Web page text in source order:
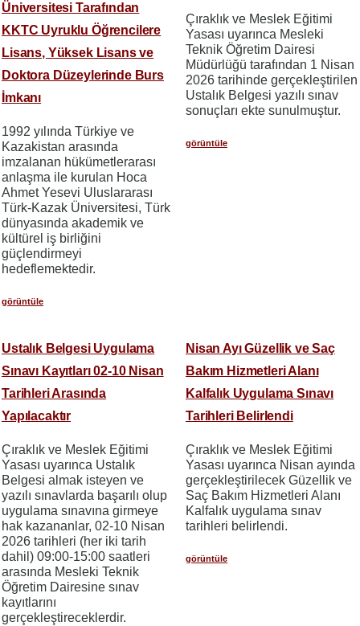
Üniversitesi Tarafından
KKTC Uyruklu Öğrencilere
Lisans, Yüksek Lisans ve
Doktora Düzeylerinde Burs
İmkanı
1992 yılında Türkiye ve
Kazakistan arasında
imzalanan hükümetlerarası
anlaşma ile kurulan Hoca
Ahmet Yesevi Uluslararası
Türk-Kazak Üniversitesi, Türk
dünyasında akademik ve
kültürel iş birliğini
güçlendirmeyi
hedeflemektedir.
görüntüle
Çıraklık ve Meslek Eğitimi
Yasası uyarınca Mesleki
Teknik Öğretim Dairesi
Müdürlüğü tarafından 1 Nisan
2026 tarihinde gerçekleştirilen
Ustalık Belgesi yazılı sınav
sonuçları ekte sunulmuştur.
görüntüle
Ustalık Belgesi Uygulama
Sınavı Kayıtları 02-10 Nisan
Tarihleri Arasında
Yapılacaktır
Çıraklık ve Meslek Eğitimi
Yasası uyarınca Ustalık
Belgesi almak isteyen ve
yazılı sınavlarda başarılı olup
uygulama sınavına girmeye
hak kazananlar, 02-10 Nisan
2026 tarihleri (her iki tarih
dahil) 09:00-15:00 saatleri
arasında Mesleki Teknik
Öğretim Dairesine sınav
kayıtlarını
gerçekleştireceklerdir.
Nisan Ayı Güzellik ve Saç
Bakım Hizmetleri Alanı
Kalfalık Uygulama Sınavı
Tarihleri Belirlendi
Çıraklık ve Meslek Eğitimi
Yasası uyarınca Nisan ayında
gerçekleştirilecek Güzellik ve
Saç Bakım Hizmetleri Alanı
Kalfalık uygulama sınav
tarihleri belirlendi.
görüntüle